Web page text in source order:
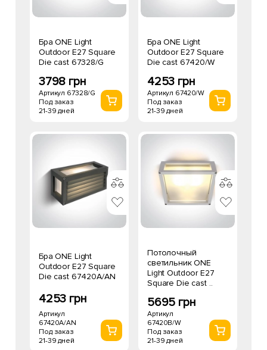
Бра ONE Light
Outdoor E27 Square
Die cast 67328/G
3798 грн
Артикул 67328/G
Под заказ
21-39 дней
Бра ONE Light
Outdoor E27 Square
Die cast 67420/W
4253 грн
Артикул 67420/W
Под заказ
21-39 дней
Бра ONE Light
Outdoor E27 Square
Die cast 67420A/AN
4253 грн
Артикул
67420A/AN
Под заказ
21-39 дней
Потолочный
светильник ONE
Light Outdoor E27
Square Die cast ..
5695 грн
Артикул
67420B/W
Под заказ
21-39 дней